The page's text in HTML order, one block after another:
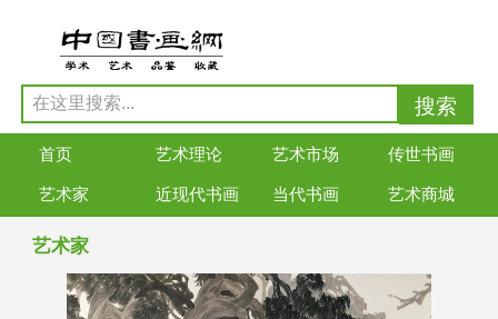
首页 艺术理论 艺术市场 传世书画
艺术家 近现代书画 当代书画 艺术商城
艺术家